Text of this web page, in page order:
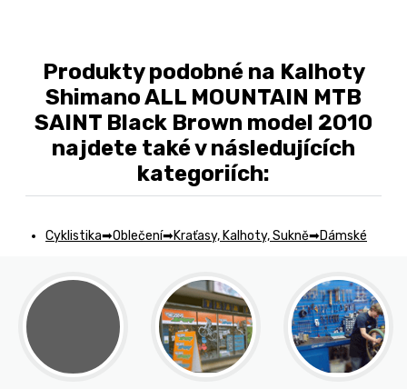
Produkty podobné na Kalhoty
Shimano ALL MOUNTAIN MTB
SAINT Black Brown model 2010
najdete také v následujících
kategoriích:
Cyklistika Oblečení Kraťasy, Kalhoty, Sukně Dámské